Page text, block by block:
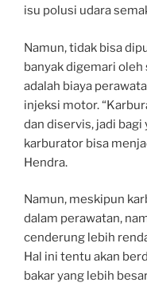
isu polusi udara
Namun, tidak bisa
banyak digemari oleh
adalah biaya
injeksi motor.
dan diservis, jadi
karburator bisa
Hendra.
Namun, meskipun
dalam perawatan,
cenderung lebih
Hal ini tentu akan
bakar yang lebih